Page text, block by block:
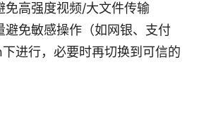
免高强度视频/大文件传输
避免敏感操作（如网银、支付
进行，必要时再切换到可信的